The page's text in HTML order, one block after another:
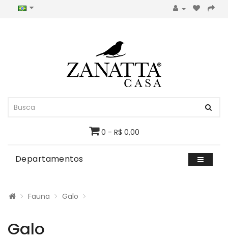
0 - R$ 0,00
Departamentos
Fauna Galo
Galo